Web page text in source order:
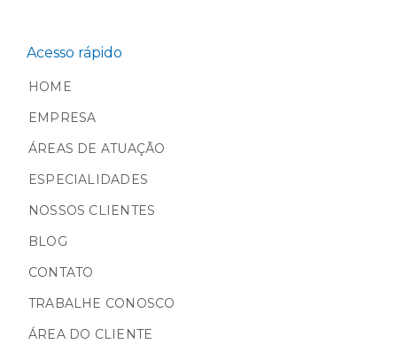
Acesso rápido
HOME
EMPRESA
ÁREAS DE ATUAÇÃO
ESPECIALIDADES
NOSSOS CLIENTES
BLOG
CONTATO
TRABALHE CONOSCO
ÁREA DO CLIENTE